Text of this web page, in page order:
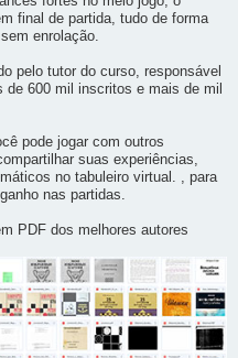
final de partida, tudo de forma
enrolação.
pelo tutor do curso, responsável
600 mil inscritos e mais de mil
pode jogar com outros
suas experiências,
no tabuleiro virtual. , para
nas partidas.
PDF dos melhores autores